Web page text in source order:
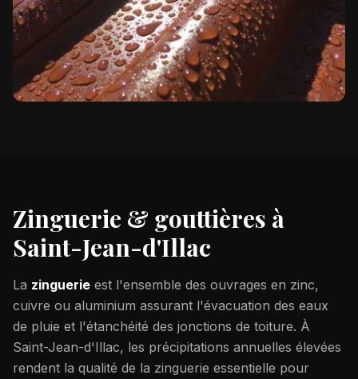
Zinguerie & gouttières à
Saint-Jean-d'Illac
La zinguerie est l'ensemble des ouvrages en zinc,
cuivre ou aluminium assurant l'évacuation des eaux
de pluie et l'étanchéité des jonctions de toiture. À
Saint-Jean-d'Illac, les précipitations annuelles élevées
rendent la qualité de la zinguerie essentielle pour